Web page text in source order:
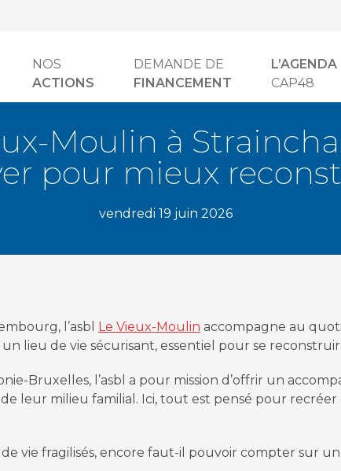
NOS
ACTIONS
DEMANDE DE
FINANCEMENT
L’AGENDA
CAP48
Moulin à
pour mieux
vendredi 19 juin 2026
l’asbl Le Vieux-Moulin accompagne au
lieu de vie sécurisant, essentiel pour se
Bruxelles, l’asbl a pour mission d’offrir un
leur milieu familial. Ici, tout est pensé pour
vie fragilisés, encore faut-il pouvoir compter sur